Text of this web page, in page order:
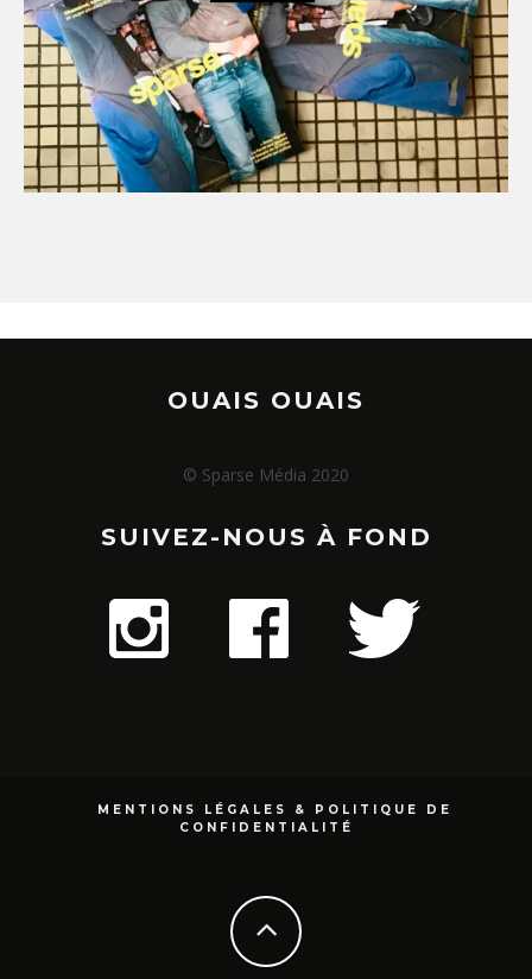
OUAIS OUAIS
© Sparse Média 2020
SUIVEZ-NOUS À FOND
MENTIONS LÉGALES & POLITIQUE DE
CONFIDENTIALITÉ